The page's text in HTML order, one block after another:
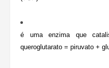
é uma enzima que
queroglutarato = piruvato +